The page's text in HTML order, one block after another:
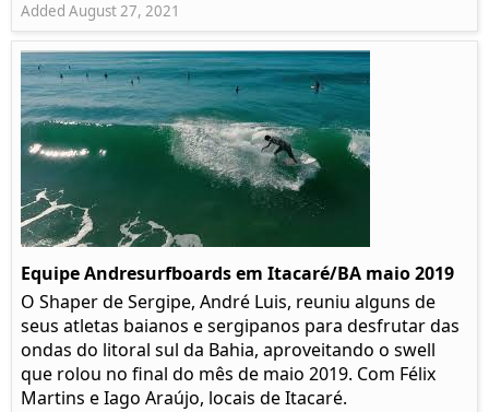
Added August 27, 2021
Equipe Andresurfboards em Itacaré/BA maio 2019
O Shaper de Sergipe, André Luis, reuniu alguns de
seus atletas baianos e sergipanos para desfrutar das
ondas do litoral sul da Bahia, aproveitando o swell
que rolou no final do mês de maio 2019. Com Félix
Martins e Iago Araújo, locais de Itacaré.